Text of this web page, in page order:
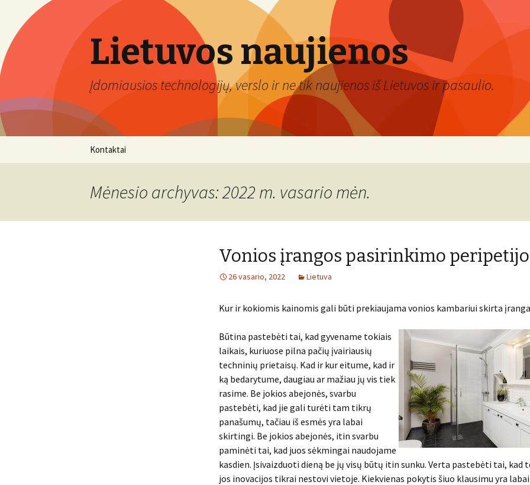
Lietuvos naujienos
Įdomiausios technologijų, verslo ir ne tik naujienos iš Lietuvos ir pasaulio.
Kontaktai
Mėnesio archyvas: 2022 m. vasario mėn.
Vonios įrangos pasirinkimo
26 vasario, 2022 Lietuva
Kur ir kokiomis kainomis gali būti prekiaujama vonios kambariui skirta
Būtina pastebėti tai, kad gyvename tokiais
laikais, kuriuose pilna pačių įvairiausių
techninių prietaisų. Kad ir kur eitume, kad ir
ką bedarytume, daugiau ar mažiau jų vis tiek
rasime. Be jokios abejonės, svarbu
pastebėti, kad jie gali turėti tam tikrų
panašumų, tačiau iš esmės yra labai
skirtingi. Be jokios abejonės, itin svarbu
paminėti tai, kad juos sėkmingai naudojame
kasdien. Įsivaizduoti dieną be jų visų būtų itin sunku. Verta pastebėti tai, kad
jos inovacijos tikrai nestovi vietoje. Kiekvienas pokytis šiuo klausimu yra labai